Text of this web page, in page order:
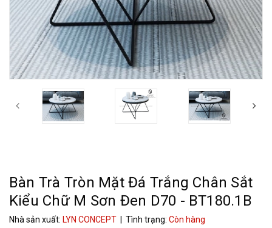
Bàn Trà Tròn Mặt Đá Trắng Chân Sắt
Kiểu Chữ M Sơn Đen D70 - BT180.1B
Nhà sản xuất: LYN CONCEPT | Tình trạng: Còn hàng